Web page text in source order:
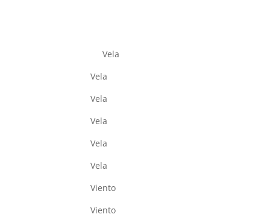
Vela
Vela
Vela
Vela
Vela
Vela
Viento
Viento